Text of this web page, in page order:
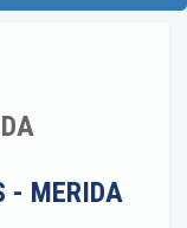
- MERIDA